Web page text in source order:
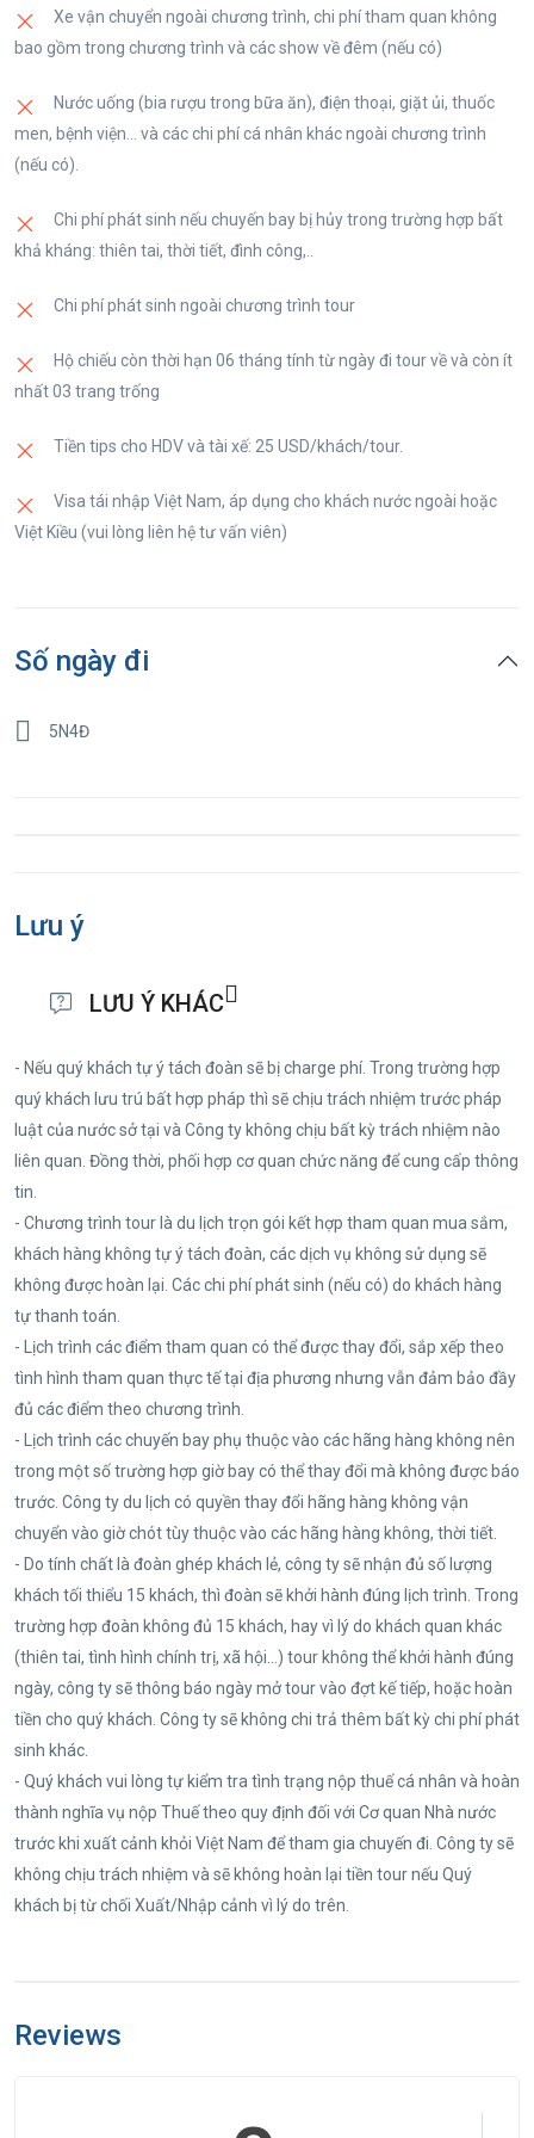
- Chụp hình vịnh Marina và ngắm Tượng Sư tử biển,
quán ven sông trải dài từ vịnh Marina cho tới
Robertson Quay; Dọc con đường từ khách sạn
Fullerton Hotel tới Robertson Quay & đến Clarke
miệng, giá cả phải chăng. (chi phí tự túc)
của Singapore (Chi phí tự túc).
Tối: Đến giờ hẹn, Đoàn khởi hành qua cửa khẩu về
sạn nghỉ ngơi. Tự do khám phá về đêm. Nghỉ đêm
đặc trưng và kiến trúc hiện đại
- Tháp đôi Petronas: Biểu tượng hiện đại của
Tối: Đoàn dùng bữa tối tại nhà hàng địa phương. Xe
di chuyển về khách sạn nhận phòng nghỉ ngơi. Tự
do khám phá thủ đô về đêm. Nghỉ đêm tại Kuala
Lumpur.
do mua sắm và khám phá thủ đô Kuala Lumpur về
đêm. Nghỉ đêm tại Kuala Lumpur.
hình thực tế khi tham quan.
Xe vận chuyển ngoài chương trình, chi phí tham quan không
bao gồm trong chương trình và các show về đêm (nếu có)
Nước uống (bia rượu trong bữa ăn), điện thoại, giặt ủi, thuốc
men, bệnh viện… và các chi phí cá nhân khác ngoài chương trình
(nếu có).
Chi phí phát sinh nếu chuyến bay bị hủy trong trường hợp bất
khả kháng: thiên tai, thời tiết, đình công,..
Chi phí phát sinh ngoài chương trình tour
Hộ chiếu còn thời hạn 06 tháng tính từ ngày đi tour về và còn ít
nhất 03 trang trống
Tiền tips cho HDV và tài xế: 25 USD/khách/tour.
Visa tái nhập Việt Nam, áp dụng cho khách nước ngoài hoặc
Việt Kiều (vui lòng liên hệ tư vấn viên)
Số ngày đi
5N4Đ
Lưu ý
LƯU Ý KHÁC
- Nếu quý khách tự ý tách đoàn sẽ bị charge phí. Trong trường hợp
quý khách lưu trú bất hợp pháp thì sẽ chịu trách nhiệm trước pháp
luật của nước sở tại và Công ty không chịu bất kỳ trách nhiệm nào
liên quan. Đồng thời, phối hợp cơ quan chức năng để cung cấp thông
tin.
- Chương trình tour là du lịch trọn gói kết hợp tham quan mua sắm,
khách hàng không tự ý tách đoàn, các dịch vụ không sử dụng sẽ
không được hoàn lại. Các chi phí phát sinh (nếu có) do khách hàng
tự thanh toán.
- Lịch trình các điểm tham quan có thể được thay đổi, sắp xếp theo
tình hình tham quan thực tế tại địa phương nhưng vẫn đảm bảo đầy
đủ các điểm theo chương trình.
- Lịch trình các chuyến bay phụ thuộc vào các hãng hàng không nên
trong một số trường hợp giờ bay có thể thay đổi mà không được báo
trước. Công ty du lịch có quyền thay đổi hãng hàng không vận
chuyển vào giờ chót tùy thuộc vào các hãng hàng không, thời tiết.
- Do tính chất là đoàn ghép khách lẻ, công ty sẽ nhận đủ số lượng
khách tối thiểu 15 khách, thì đoàn sẽ khởi hành đúng lịch trình. Trong
trường hợp đoàn không đủ 15 khách, hay vì lý do khách quan khác
(thiên tai, tình hình chính trị, xã hội...) tour không thể khởi hành đúng
ngày, công ty sẽ thông báo ngày mở tour vào đợt kế tiếp, hoặc hoàn
tiền cho quý khách. Công ty sẽ không chi trả thêm bất kỳ chi phí phát
sinh khác.
- Quý khách vui lòng tự kiểm tra tình trạng nộp thuế cá nhân và hoàn
thành nghĩa vụ nộp Thuế theo quy định đối với Cơ quan Nhà nước
trước khi xuất cảnh khỏi Việt Nam để tham gia chuyến đi. Công ty sẽ
không chịu trách nhiệm và sẽ không hoàn lại tiền tour nếu Quý
khách bị từ chối Xuất/Nhập cảnh vì lý do trên.
Reviews